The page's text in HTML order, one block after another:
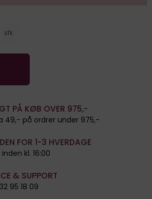
stk.
PÅ KØB OVER 975,-
49,- på ordrer under 975,-
FOR 1-3 HVERDAGE
kl. 16:00
& SUPPORT
95 18 09